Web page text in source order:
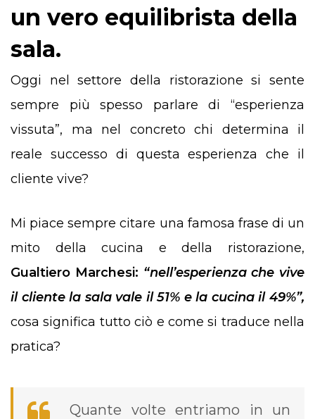
un vero equilibrista della
sala.
Oggi nel settore della ristorazione si sente
sempre più spesso parlare di “esperienza
vissuta”, ma nel concreto chi determina il
reale successo di questa esperienza che il
cliente vive?
Mi piace sempre citare una famosa frase di un
mito della cucina e della ristorazione,
Gualtiero Marchesi: “nell’esperienza che vive
il cliente la sala vale il 51% e la cucina il 49%”,
cosa significa tutto ciò e come si traduce nella
pratica?
Quante volte entriamo in un